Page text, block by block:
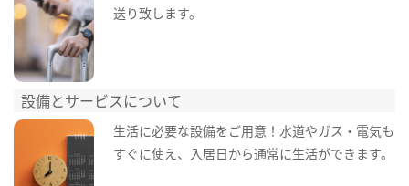
送り致します。
設備とサービスについて
生活に必要な設備をご用意！水道やガス・電気も
すぐに使え、入居日から通常に生活ができます。